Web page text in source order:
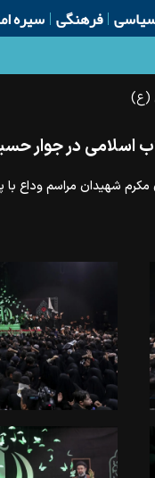
فرهنگی سیره
اسلامی در جوار
مکرم شهیدان مراسم وداع